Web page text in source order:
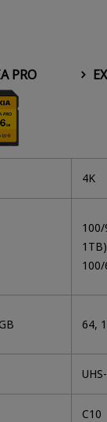
PRO
4K
1TB)
64,
C10